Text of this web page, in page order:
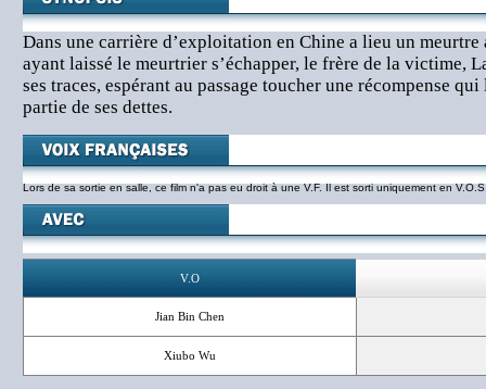
Dans une carrière d’exploitation en Chine a lieu un
ayant laissé le meurtrier s’échapper, le frère de la victime,
ses traces, espérant au passage toucher une récompense
partie de ses dettes.
Lors de sa sortie en salle, ce film n'a pas eu droit à une V.F. Il est sorti uniquement en
V.O
Jian Bin Chen
Xiubo Wu